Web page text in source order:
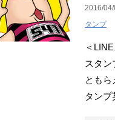
2016/04/
タンプ
＜
スタン
ともら
タンプ